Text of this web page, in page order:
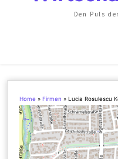
Den Puls
Home » Firmen »Lucia Rosulescu